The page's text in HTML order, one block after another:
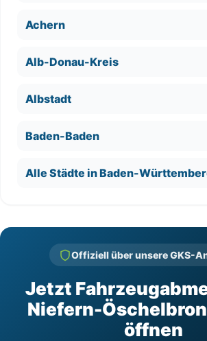
Achern
Alb-Donau-Kreis
Albstadt
Baden-Baden
Alle Städte in Baden-
Offiziell über unsere GKS-
Jetzt
Niefern-
öffnen